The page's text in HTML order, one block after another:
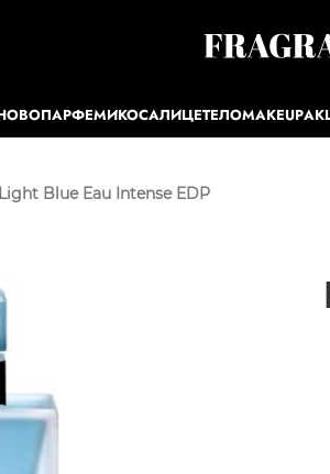
ПАРФЕМИКОСАЛИЦЕТЕЛОMAKEUP
Blue Eau Intense EDP